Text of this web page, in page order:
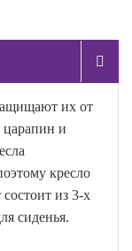
их от
царапин и
кресло
состоит из 3-х
сиденья.